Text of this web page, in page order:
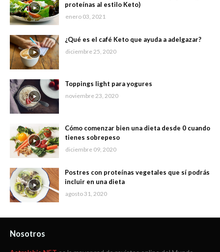
proteínas al estilo Keto)
enero 03, 2021
¿Qué es el café Keto que ayuda a adelgazar?
diciembre 25, 2020
Toppings light para yogures
noviembre 23, 2020
Cómo comenzar bien una dieta desde 0 cuando
tienes sobrepeso
diciembre 09, 2020
Postres con proteínas vegetales que sí podrás
incluir en una dieta
agosto 31, 2020
Nosotros